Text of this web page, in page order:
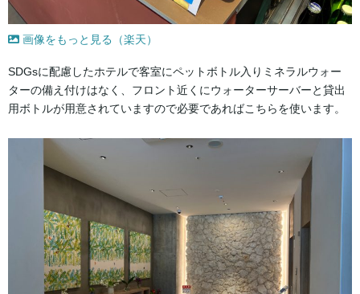
画像をもっと見る（楽天）
SDGsに配慮したホテルで客室にペットボトル入りミネラルウォー
ターの備え付けはなく、フロント近くにウォーターサーバーと貸出
用ボトルが用意されていますので必要であればこちらを使います。